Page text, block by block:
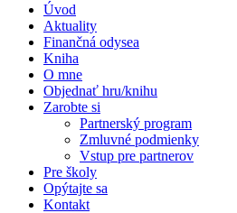
Úvod
Aktuality
Finančná odysea
Kniha
O mne
Objednať hru/knihu
Zarobte si
Partnerský program
Zmluvné podmienky
Vstup pre partnerov
Pre školy
Opýtajte sa
Kontakt